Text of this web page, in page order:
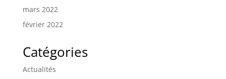
mars 2022
février 2022
Catégories
Actualités